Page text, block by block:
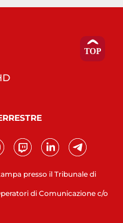
presso il Tribunale di
di Comunicazione c/o